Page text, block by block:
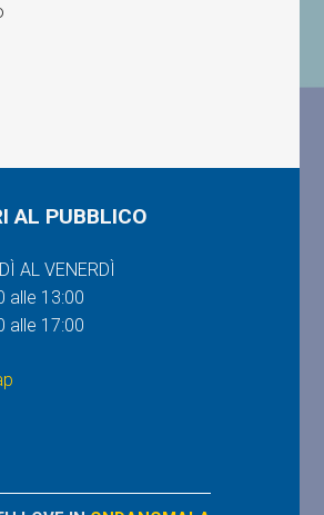
AL PUBBLICO
AL VENERDÌ
alle 13:00
alle 17:00